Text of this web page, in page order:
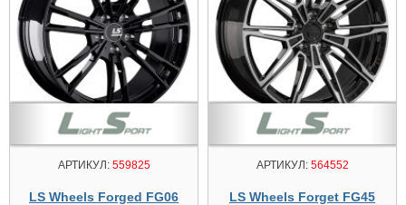
АРТИКУЛ:559825
LS Wheels Forged FG06
АРТИКУЛ:564552
LS Wheels Forget FG45